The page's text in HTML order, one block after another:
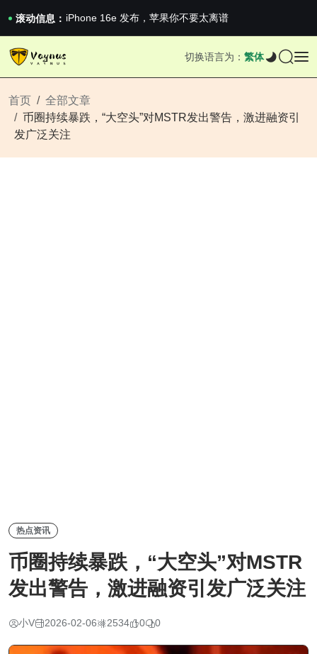
滚动信息： iPhone 16e 发布，苹果你不要太离谱
2026澳网男单收官：全满贯对上全满亚，德约...
《巅峰守卫 Highguard》正式上线，官...
切换语言为： 繁体
首页
全部文章
币圈持续暴跌，“大空头”对MSTR发出警告，激进融资引
发广泛关注
热点资讯
币圈持续暴跌，“大空头”对MSTR
发出警告，激进融资引发广泛关注
小V 2026-02-06 2534 0 0